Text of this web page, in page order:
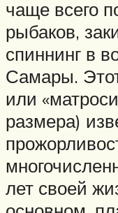
чаще всего
рыбаков,
спиннинг в
Самары.
или
размера)
лет своей